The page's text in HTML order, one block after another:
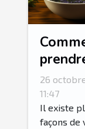
bain le
votre
26
11:47
Il existe
façons de